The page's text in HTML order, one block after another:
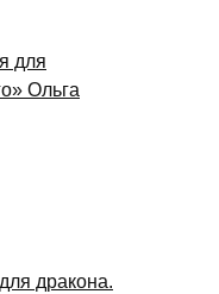
для
Ольга
дракона.